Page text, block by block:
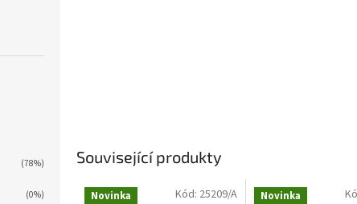
(78%)
(0%)
Související produkty
Novinka Kód: 25209/A Novinka